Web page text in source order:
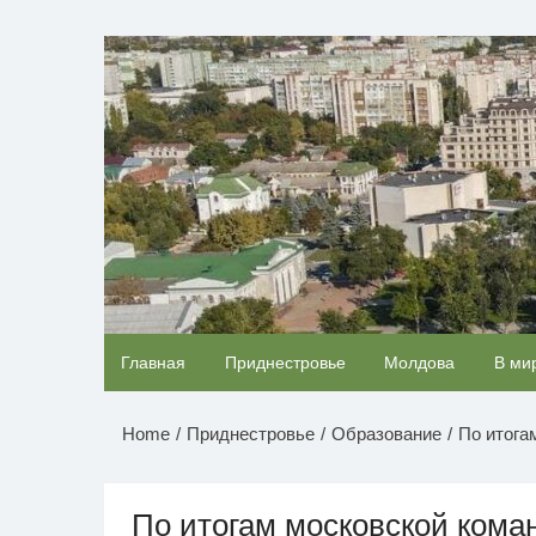
содержимомуНОВОСТИ
Главная Приднестровье Молдова В
Home Приднестровье Образование По
По итогам московской
Скрытая камера на пляже Крыма: Что люди
вытворяют, когда их не видят...